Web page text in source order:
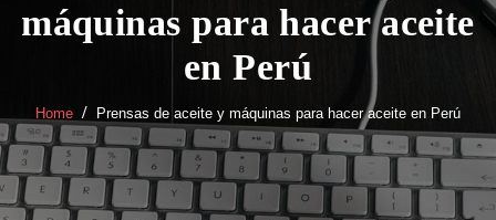
máquinas para hacer aceite
en Perú
Home Prensas de aceite y máquinas para hacer aceite en Perú